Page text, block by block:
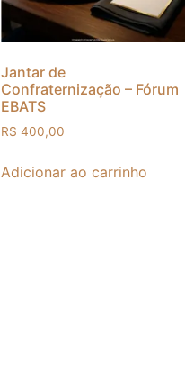
Jantar de
Confraternização – Fórum
EBATS
R$ 400,00
Adicionar ao carrinho